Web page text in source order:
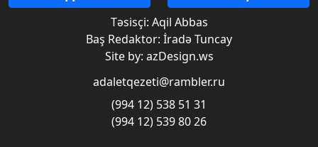
Təsisçi: Aqil Abbas
Baş Redaktor: İradə Tuncay
Site by: azDesign.ws
adaletqezeti@rambler.ru
(994 12) 538 51 31
(994 12) 539 80 26